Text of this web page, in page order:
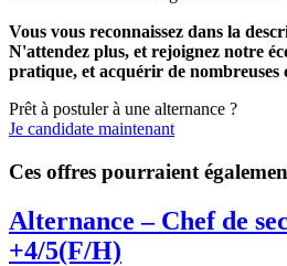
Vous vous reconnaissez dans la
N'attendez plus, et rejoignez notre
pratique, et acquérir de nombreuses
Prêt à postuler à une alternance ?
Je candidate maintenant
Ces offres pourraient
Alternance – Chef de
+4/5(F/H)